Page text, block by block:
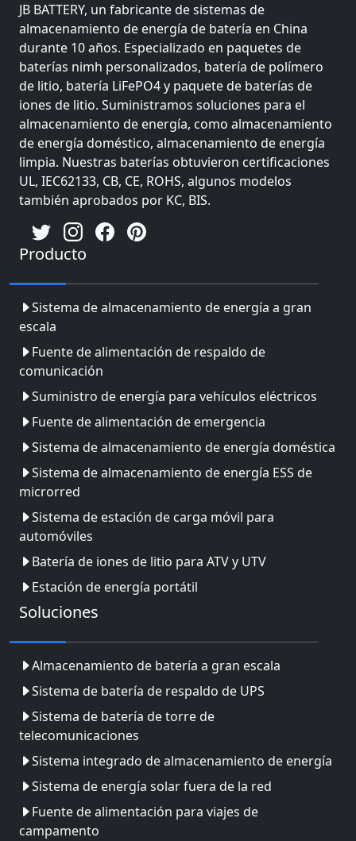
JB BATTERY, un fabricante de sistemas de
almacenamiento de energía de batería en China
durante 10 años. Especializado en paquetes de
baterías nimh personalizados, batería de polímero
de litio, batería LiFePO4 y paquete de baterías de
iones de litio. Suministramos soluciones para el
almacenamiento de energía, como almacenamiento
de energía doméstico, almacenamiento de energía
limpia. Nuestras baterías obtuvieron certificaciones
UL, IEC62133, CB, CE, ROHS, algunos modelos
también aprobados por KC, BIS.
Producto
Sistema de almacenamiento de energía a gran
escala
Fuente de alimentación de respaldo de
comunicación
Suministro de energía para vehículos eléctricos
Fuente de alimentación de emergencia
Sistema de almacenamiento de energía doméstica
Sistema de almacenamiento de energía ESS de
microrred
Sistema de estación de carga móvil para
automóviles
Batería de iones de litio para ATV y UTV
Estación de energía portátil
Soluciones
Almacenamiento de batería a gran escala
Sistema de batería de respaldo de UPS
Sistema de batería de torre de
telecomunicaciones
Sistema integrado de almacenamiento de energía
Sistema de energía solar fuera de la red
Fuente de alimentación para viajes de
campamento